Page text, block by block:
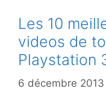
Les 10
videos de
Playstation
6 décembre 2013